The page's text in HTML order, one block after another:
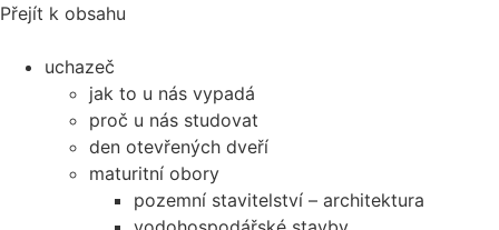
Přejít k obsahu
uchazeč
jak to u nás vypadá
proč u nás studovat
den otevřených dveří
maturitní obory
pozemní stavitelství – architektura